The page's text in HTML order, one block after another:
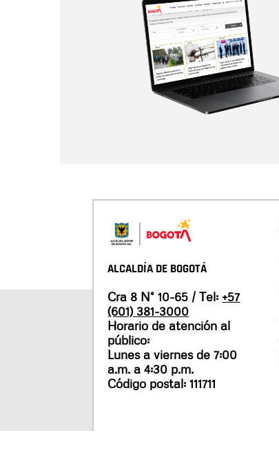
ALCALDÍA DE BOGOTÁ
Cra 8 N° 10-65 / Tel: +57
(601) 381-3000
Horario de atención al
público:
Lunes a viernes de 7:00
a.m. a 4:30 p.m.
Código postal: 111711